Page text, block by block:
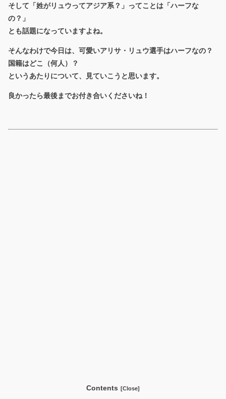
そして「姓がリュウってアジア系？」ってことは「ハーフな
の？」
とも話題になっていますよね。
そんなわけで今日は、可愛いアリサ・リュウ選手はハーフなの？
国籍はどこ（何人）？
というあたりについて、見ていこうと思います。
良かったら最後までお付き合いくださいね！
Contents